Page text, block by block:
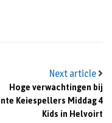
Next article
Hoge verwachtingen bij
Keiespellers Middag 4
Kids in Helvoirt